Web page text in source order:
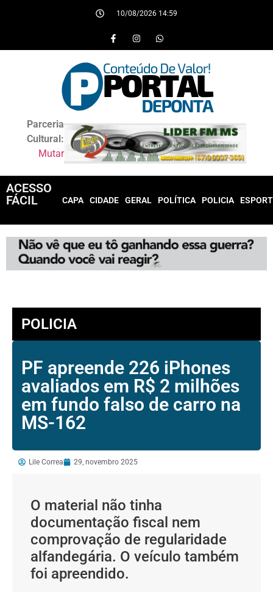
10/08/2026 14:59
Parceria
Cultural:
Mutar
ACESSO
FÁCIL
CAPA CIDADE GERAL POLÍTICA POLICIA
POLICIA
PF apreende 226 iPhones
avaliados em R$ 2 milhões
em fundo falso de carro na
MS-162
Lile Correa 29, novembro 2025
O material não tinha
documentação fiscal nem
comprovação de regularidade
alfandegária. O veículo também
foi apreendido.